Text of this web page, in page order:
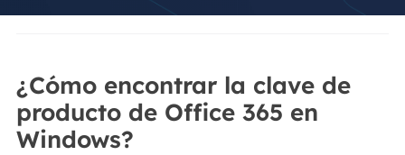
¿Cómo encontrar la clave de
producto de Office 365 en
Windows?